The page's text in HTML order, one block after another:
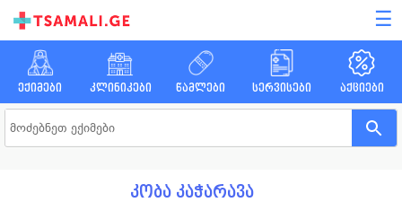
☰
ექიმები კლინიკები წამლები სერვისები აქციები
კობა კაჭარავა